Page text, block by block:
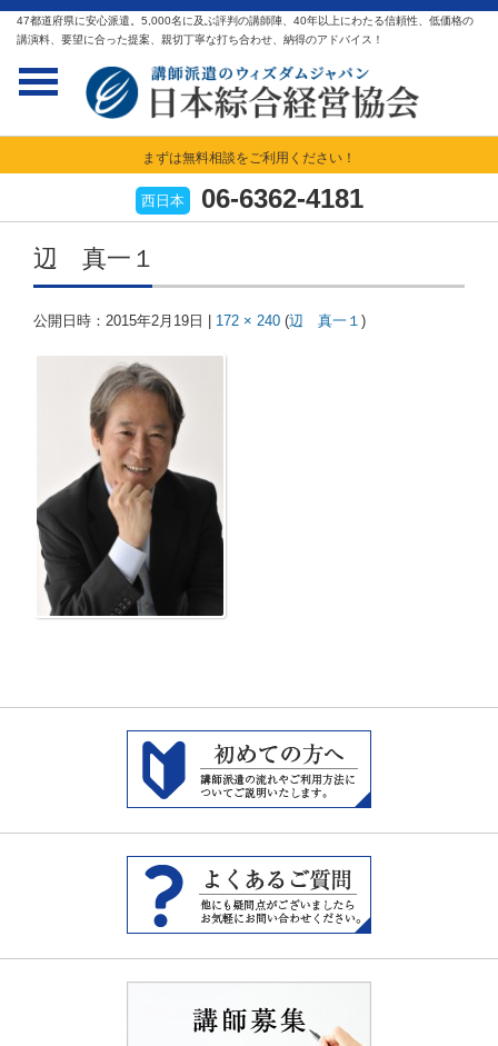
47都道府県に安心派遣。5,000名に及ぶ評判の講師陣、40年以上にわたる信頼性、低価格の
講演料、要望に合った提案、親切丁寧な打ち合わせ、納得のアドバイス！
まずは無料相談をご利用ください！
西日本 06-6362-4181
辺 真一１
公開日時： 2015年2月19日 172 × 240 (辺 真一１ )